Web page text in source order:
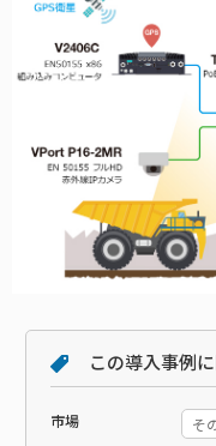
この導入事例
市場 そ